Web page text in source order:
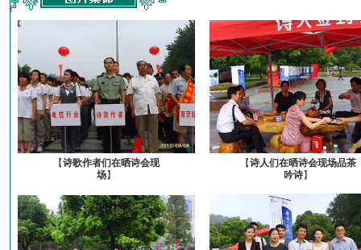
【诗歌作者们在晒诗会现
场】
【诗人们在晒诗会现场品茶
吟诗】